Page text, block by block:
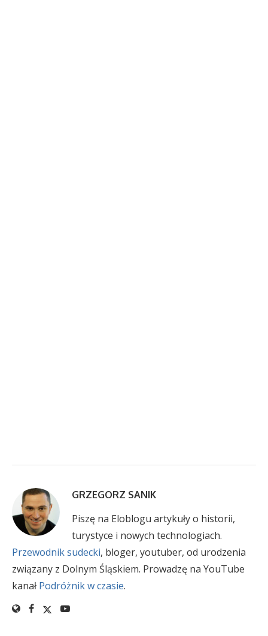
GRZEGORZ SANIK
Piszę na Eloblogu artykuły o historii,
turystyce i nowych technologiach.
Przewodnik sudecki, bloger, youtuber, od urodzenia
związany z Dolnym Śląskiem. Prowadzę na YouTube
kanał Podróżnik w czasie.